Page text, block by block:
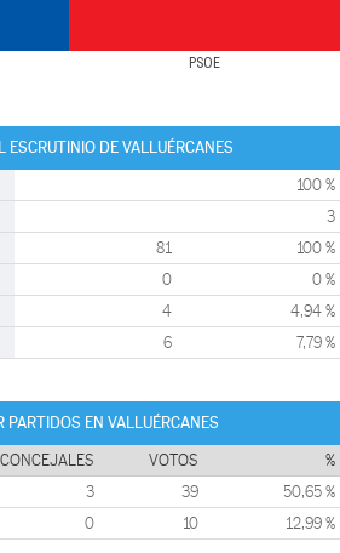
PSOE
ESCRUTINIO DE VALLUÉRCANES
100 %
3
81 100 %
0 0 %
4 4,94 %
6 7,79 %
PARTIDOS EN VALLUÉRCANES
CONCEJALES VOTOS %
3 39 50,65 %
0 10 12,99 %